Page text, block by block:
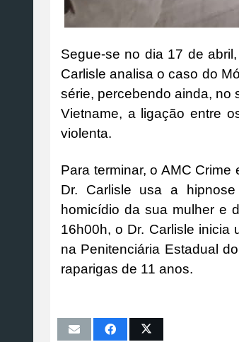
Segue-se no dia 17 de abril,
Carlisle analisa o caso do
série, percebendo ainda, no
Vietname, a ligação entre
violenta.
Para terminar, o AMC Crime
Dr. Carlisle usa a
homicídio da sua mulher e
16h00h, o Dr. Carlisle inicia
na Penitenciária Estadual
raparigas de 11 anos.